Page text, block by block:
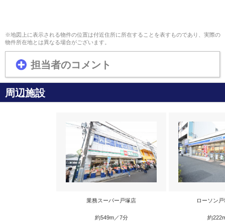
※地図上に表示される物件の位置は付近住所に所在することを表すものであり、実際の
物件所在地とは異なる場合がございます。
担当者のコメント
周辺施設
業務スーパー戸塚店
約549m／7分
ローソン
約